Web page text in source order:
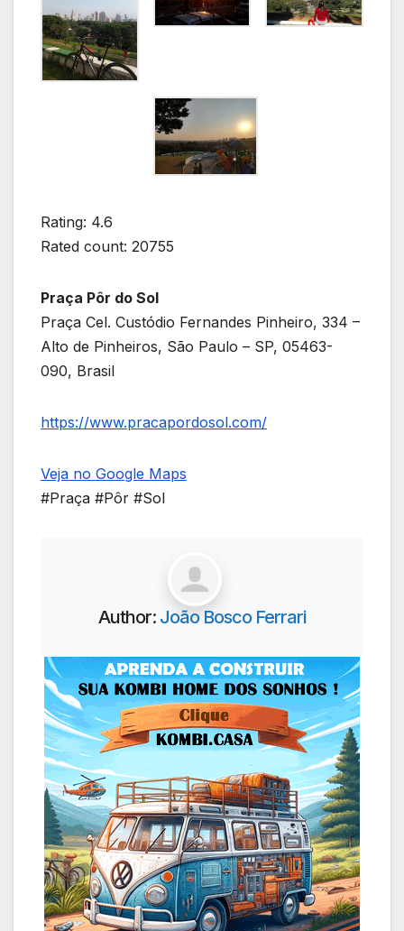
Rating: 4.6
Rated count: 20755
Praça Pôr do Sol
Praça Cel. Custódio Fernandes Pinheiro, 334 –
Alto de Pinheiros, São Paulo – SP, 05463-
090, Brasil
https://www.pracapordosol.com/
Veja no Google Maps
#Praça #Pôr #Sol
Author: João Bosco Ferrari